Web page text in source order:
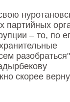
партийных
– то, по
скорее